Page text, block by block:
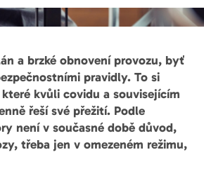
a brzké obnovení provozu, byť
pravidly. To si
kvůli covidu a souvisejícím
řeší své přežití. Podle
není v současné době důvod,
třeba jen v omezeném režimu,